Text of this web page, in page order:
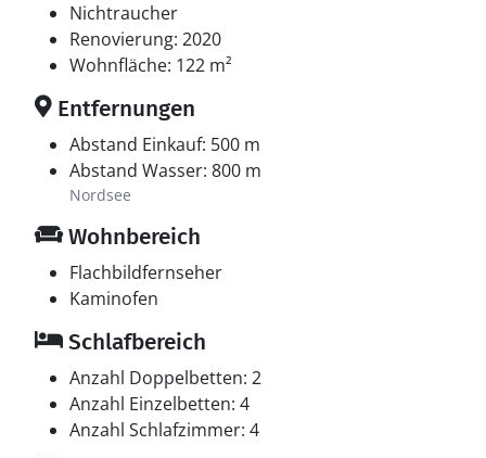
Nichtraucher
Renovierung: 2020
Wohnfläche: 122 m²
Entfernungen
Abstand Einkauf: 500 m
Abstand Wasser: 800 m
Nordsee
Wohnbereich
Flachbildfernseher
Kaminofen
Schlafbereich
Anzahl Doppelbetten: 2
Anzahl Einzelbetten: 4
Anzahl Schlafzimmer: 4